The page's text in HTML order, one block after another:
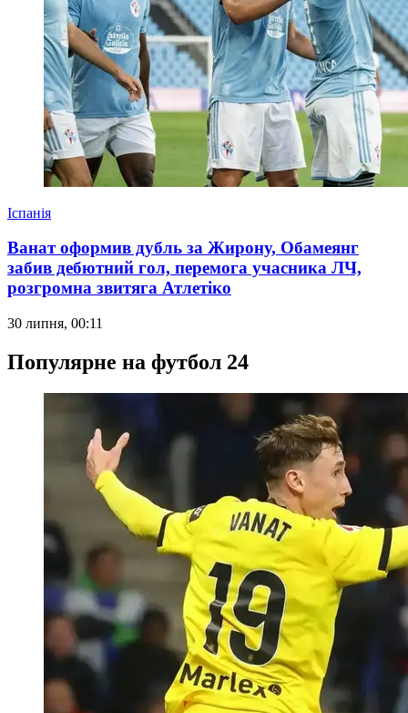
Іспанія
Ванат оформив дубль за Жирону, Обамеянг
забив дебютний гол, перемога учасника ЛЧ,
розгромна звитяга Атлетіко
30 липня, 00:11
Популярне на футбол 24